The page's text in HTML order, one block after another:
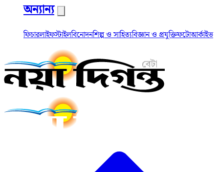
অন্যান্য
ফিচারলাইফস্টাইলবিনোদনশিল্প ও সাহিত্যবিজ্ঞান ও প্রযুক্তিফটোআর্কাইভ